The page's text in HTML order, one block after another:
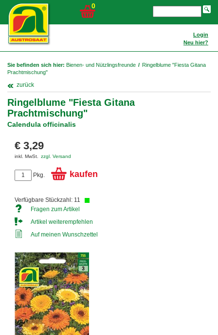
0
Login
Neu hier?
Sie befinden sich hier: Bienen- und Nützlingsfreunde / Ringelblume "Fiesta Gitana
Prachtmischung"
zurück
Ringelblume "Fiesta Gitana
Prachtmischung"
Calendula officinalis
€ 3,29
inkl. MwSt. zzgl. Versand
Pkg. kaufen
Verfügbare Stückzahl: 11
Fragen zum Artikel
Artikel weiterempfehlen
Auf meinen Wunschzettel